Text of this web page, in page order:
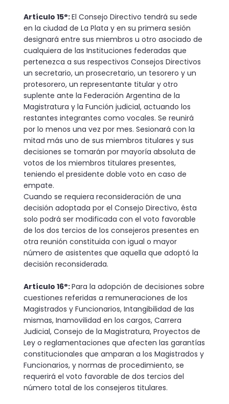
Artículo 15°:El Consejo Directivo tendrá su sede
en la ciudad de La Plata y en su primera sesión
designará entre sus miembros u otro asociado de
cualquiera de las Instituciones federadas que
pertenezca a sus respectivos Consejos Directivos
un secretario, un prosecretario, un tesorero y un
protesorero, un representante titular y otro
suplente ante la Federación Argentina de la
Magistratura y la Función judicial, actuando los
restantes integrantes como vocales. Se reunirá
por lo menos una vez por mes. Sesionará con la
mitad más uno de sus miembros titulares y sus
decisiones se tomarán por mayoría absoluta de
votos de los miembros titulares presentes,
teniendo el presidente doble voto en caso de
empate.
Cuando se requiera reconsideración de una
decisión adoptada por el Consejo Directivo, ésta
solo podrá ser modificada con el voto favorable
de los dos tercios de los consejeros presentes en
otra reunión constituida con igual o mayor
número de asistentes que aquella que adoptó la
decisión reconsiderada.
Artículo 16°:Para la adopción de decisiones sobre
cuestiones referidas a remuneraciones de los
Magistrados y Funcionarios, Intangibilidad de las
mismas, Inamovilidad en los cargos, Carrera
Judicial, Consejo de la Magistratura, Proyectos de
Ley o reglamenta­ciones que afecten las garantías
constitucionales que amparan a los Magistrados y
Funcionarios, y normas de procedimiento, se
requerirá el voto favorable de dos tercios del
número total de los consejeros titulares.